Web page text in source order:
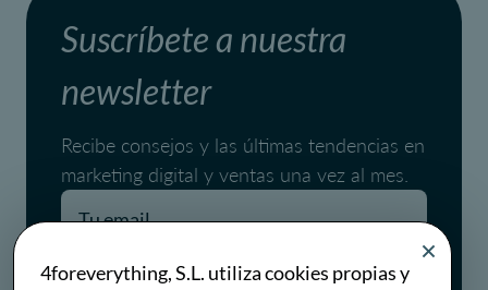
4foreverything, S.L. utiliza cookies propias y
Suscríbete a nuestra
newsletter
Recibe consejos y las últimas tendencias en
marketing digital y ventas una vez al mes.
Pages.blog.newsletter.conditions